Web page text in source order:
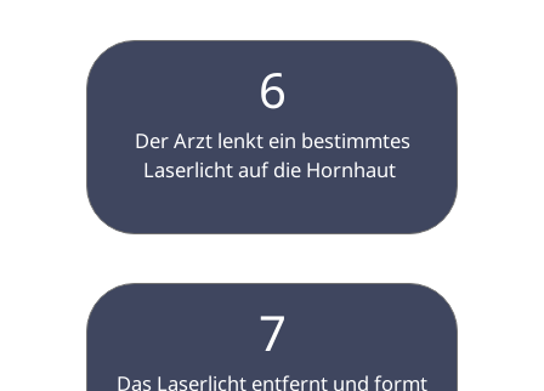
6
Laserlicht auf die Hornhaut
7